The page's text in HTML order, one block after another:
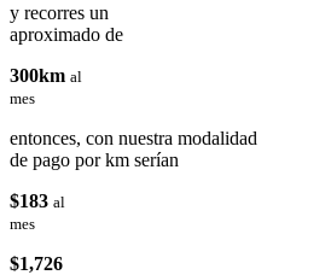
y recorres un
aproximado de
300km al
mes
entonces, con nuestra modalidad
de pago por km serían
$183 al
mes
$1,726